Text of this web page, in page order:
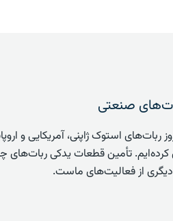
صنعتی
۱۳۷۹ تا امروز ربات‌های استوک ژاپنی، آمریکایی
تأمین قطعات یدکی ربات‌های
از فعالیت‌های ماست.